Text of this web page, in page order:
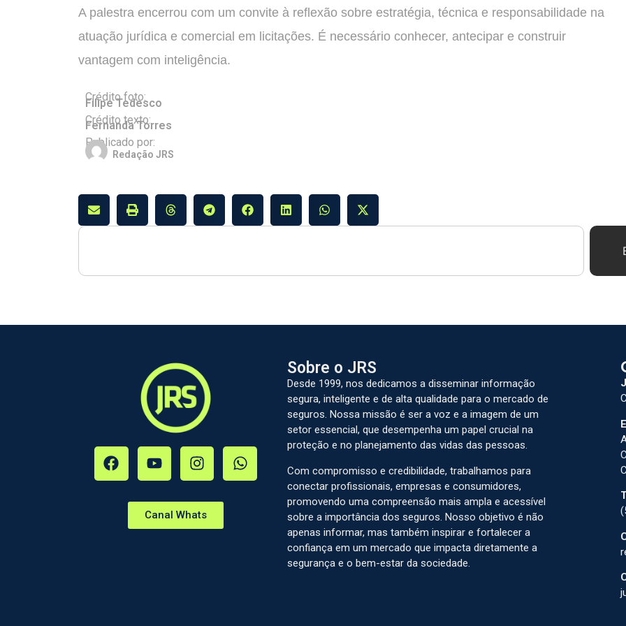
A palestra encerrou com um convite à reflexão sobre estratégia, técnica e responsabilidade na
atuação jurídica e comercial em licitações. É necessário conhecer, antecipar e construir
vantagem com inteligência.
Crédito foto:
Filipe Tedesco
Crédito texto:
Fernanda Torres
Publicado por:
Redação JRS
Canal Whats
Sobre o JRS
Desde 1999, nos dedicamos a disseminar informação
segura, inteligente e de alta qualidade para o mercado de
seguros. Nossa missão é ser a voz e a imagem de um
setor essencial, que desempenha um papel crucial na
proteção e no planejamento das vidas das pessoas.
Com compromisso e credibilidade, trabalhamos para
conectar profissionais, empresas e consumidores,
promovendo uma compreensão mais ampla e acessível
sobre a importância dos seguros. Nosso objetivo é não
apenas informar, mas também inspirar e fortalecer a
confiança em um mercado que impacta diretamente a
segurança e o bem-estar da sociedade.